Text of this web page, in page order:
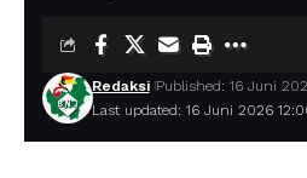
Last updated: 16 Juni 2026
Redaksi Published: 16 Juni